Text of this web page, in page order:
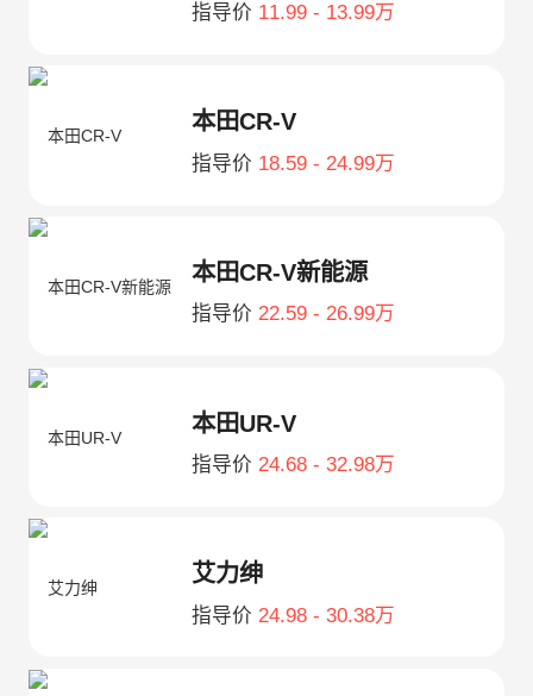
指导价 11.99 - 13.99万
本田CR-V
指导价 18.59 - 24.99万
本田CR-V新能源
指导价 22.59 - 26.99万
本田UR-V
指导价 24.68 - 32.98万
艾力绅
指导价 24.98 - 30.38万